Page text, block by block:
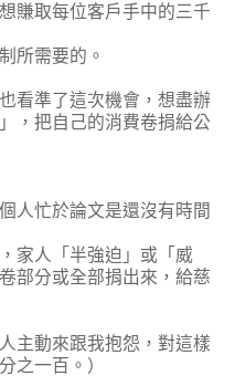
賺取每位客戶手中的三千
所需要的。
看準了這次機會，想盡辦
，把自己的消費卷捐給公
人忙於論文是還沒有時間
家人「半強迫」或「威
部分或全部捐出來，給慈
主動來跟我抱怨，對這樣
之一百。）